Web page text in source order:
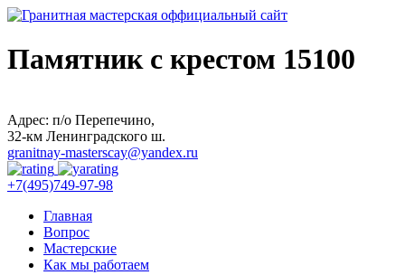
Памятник с крестом 15100
Адрес: п/о Перепечино,
32-км Ленинградского ш.
granitnay-masterscay@yandex.ru
+7(495)749-97-98
Главная
Вопрос
Мастерские
Как мы работаем